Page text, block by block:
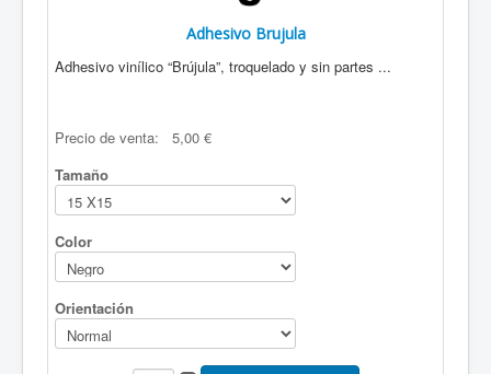
Adhesivo Brujula
Adhesivo vinílico “Brújula”, troquelado y sin partes ...
Precio de venta:
5,00 €
Tamaño
Color
Orientación